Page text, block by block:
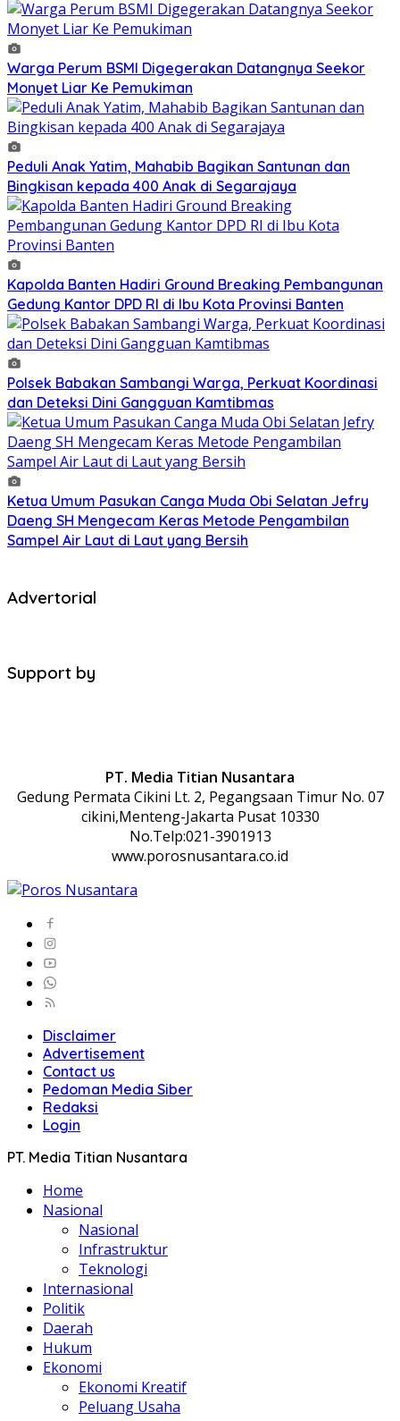
Warga Perum BSMI Digegerakan Datangnya Seekor
Monyet Liar Ke Pemukiman
Peduli Anak Yatim, Mahabib Bagikan Santunan dan
Bingkisan kepada 400 Anak di Segarajaya
Kapolda Banten Hadiri Ground Breaking Pembangunan
Gedung Kantor DPD RI di Ibu Kota Provinsi Banten
Polsek Babakan Sambangi Warga, Perkuat Koordinasi
dan Deteksi Dini Gangguan Kamtibmas
Ketua Umum Pasukan Canga Muda Obi Selatan Jefry
Daeng SH Mengecam Keras Metode Pengambilan
Sampel Air Laut di Laut yang Bersih
Advertorial
Support by
PT. Media Titian Nusantara
Gedung Permata Cikini Lt. 2, Pegangsaan Timur No. 07
cikini,Menteng-Jakarta Pusat 10330
No.Telp:021-3901913
www.porosnusantara.co.id
Disclaimer
Advertisement
Contact us
Pedoman Media Siber
Redaksi
Login
PT. Media Titian Nusantara
Home
Nasional
Nasional
Infrastruktur
Teknologi
Internasional
Politik
Daerah
Hukum
Ekonomi
Ekonomi Kreatif
Peluang Usaha